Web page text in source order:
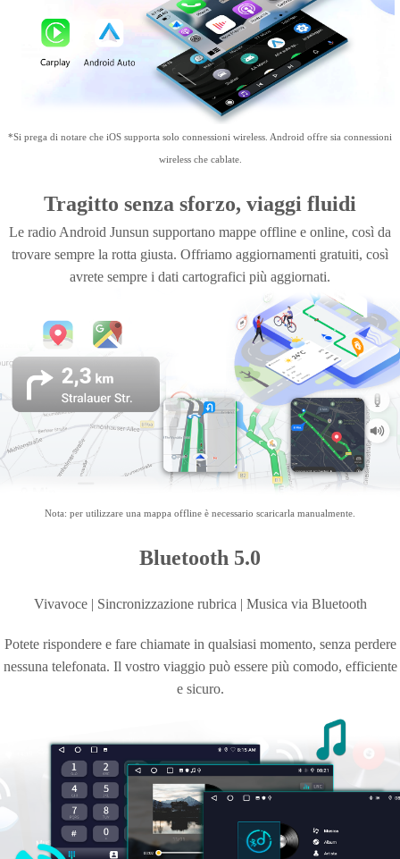
del telefono direttamente sullo schermo, aumentando la sicurezza di
guida. L’interfaccia intuitiva e i comandi vocali riducono la necessità di
utilizzare il telefono.
*Si prega di notare che iOS supporta solo connessioni wireless. Android offre sia connessioni
Tragitto senza sforzo, viaggi fluidi
Le radio Android Junsun supportano mappe offline e online, così da
trovare sempre la rotta giusta. Offriamo aggiornamenti gratuiti, così
avrete sempre i dati cartografici più aggiornati.
Vivavoce | Sincronizzazione rubrica | Musica via Bluetooth
Potete rispondere e fare chiamate in qualsiasi momento, senza perdere
nessuna telefonata. Il vostro viaggio può essere più comodo, efficiente
e sicuro.